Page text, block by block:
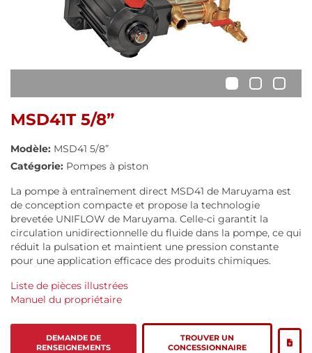
• •
MSD41T 5/8”
Modèle: MSD41 5/8”
Catégorie: Pompes à piston
La pompe à entraînement direct MSD41 de Maruyama est
de conception compacte et propose la technologie
brevetée UNIFLOW de Maruyama. Celle-ci garantit la
circulation unidirectionnelle du fluide dans la pompe, ce qui
réduit la pulsation et maintient une pression constante
pour une application efficace des produits chimiques.
Liste de pièces illustrées
Manuel du propriétaire
DEMANDE DE
RENSEIGNEMENTS
TROUVER UN
CONCESSIONNAIRE